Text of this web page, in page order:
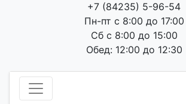
+7 (84235) 5-96-54
Пн-пт с 8:00 до 17:00
Сб с 8:00 до 15:00
Обед: 12:00 до 12:30